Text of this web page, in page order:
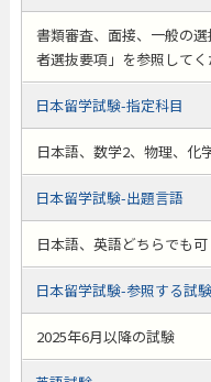
書類審査、面接、一般の
者選抜要項」を参照してく
日本留学試験-指定科目
日本語、数学2、物理、化
日本留学試験-出題言語
日本語、英語どちらでも可
日本留学試験-参照する試験
2025年6月以降の試験